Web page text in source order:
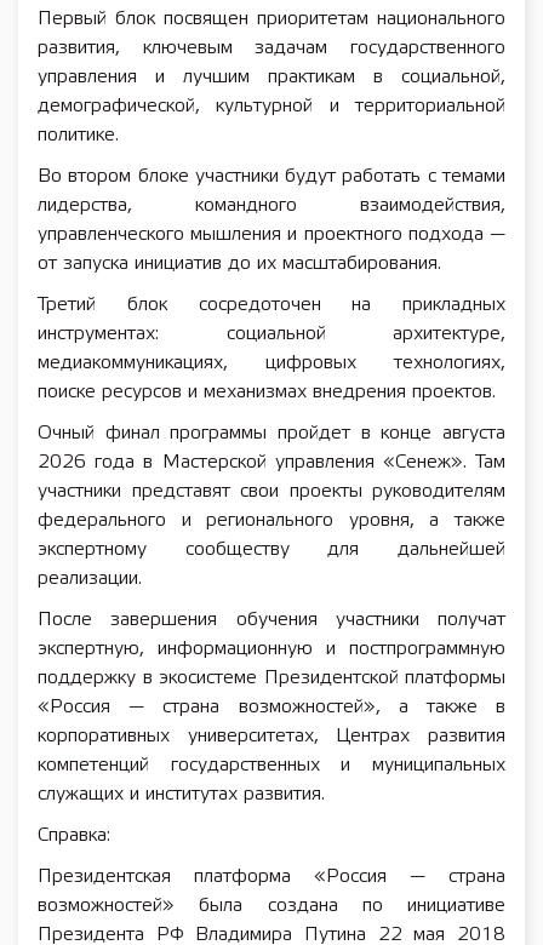
Первый блок посвящен приоритетам национального
развития, ключевым задачам государственного
управления и лучшим практикам в социальной,
демографической, культурной и территориальной
политике.
Во втором блоке участники будут работать с темами
лидерства, командного взаимодействия,
управленческого мышления и проектного подхода —
от запуска инициатив до их масштабирования.
Третий блок сосредоточен на прикладных
инструментах: социальной архитектуре,
медиакоммуникациях, цифровых технологиях,
поиске ресурсов и механизмах внедрения проектов.
Очный финал программы пройдет в конце августа
2026 года в Мастерской управления «Сенеж». Там
участники представят свои проекты руководителям
федерального и регионального уровня, а также
экспертному сообществу для дальнейшей
реализации.
После завершения обучения участники получат
экспертную, информационную и постпрограммную
поддержку в экосистеме Президентской платформы
«Россия — страна возможностей», а также в
корпоративных университетах, Центрах развития
компетенций государственных и муниципальных
служащих и институтах развития.
Справка:
Президентская платформа «Россия — страна
возможностей» была создана по инициативе
Президента РФ Владимира Путина 22 мая 2018